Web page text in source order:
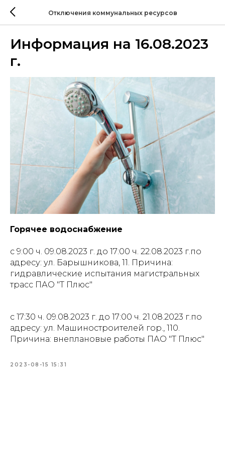
Отключения коммунальных ресурсов
Информация на 16.08.2023
г.
Горячее водоснабжение
с 9:00 ч. 09.08.2023 г. до 17:00 ч. 22.08.2023 г.по
адресу: ул. Барышникова, 11. Причина:
гидравлические испытания магистральных
трасс ПАО "Т Плюс"
с 17:30 ч. 09.08.2023 г. до 17:00 ч. 21.08.2023 г.по
адресу: ул. Машиностроителей гор., 110.
Причина: внеплановые работы ПАО "Т Плюс"
2023-08-15 15:31